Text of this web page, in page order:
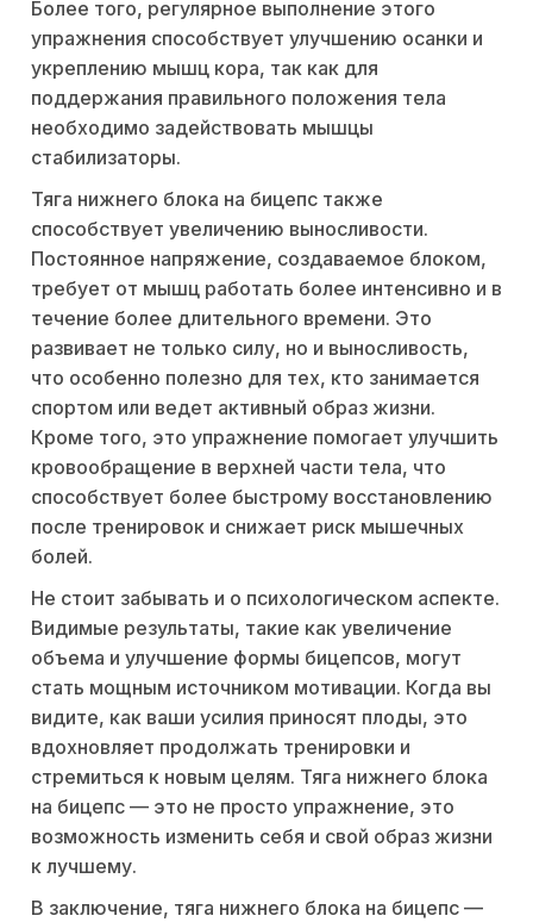
Более того, регулярное выполнение этого
упражнения способствует улучшению осанки и
укреплению мышц кора, так как для
поддержания правильного положения тела
необходимо задействовать мышцы
стабилизаторы.
Тяга нижнего блока на бицепс также
способствует увеличению выносливости.
Постоянное напряжение, создаваемое блоком,
требует от мышц работать более интенсивно и в
течение более длительного времени. Это
развивает не только силу, но и выносливость,
что особенно полезно для тех, кто занимается
спортом или ведет активный образ жизни.
Кроме того, это упражнение помогает улучшить
кровообращение в верхней части тела, что
способствует более быстрому восстановлению
после тренировок и снижает риск мышечных
болей.
Не стоит забывать и о психологическом аспекте.
Видимые результаты, такие как увеличение
объема и улучшение формы бицепсов, могут
стать мощным источником мотивации. Когда вы
видите, как ваши усилия приносят плоды, это
вдохновляет продолжать тренировки и
стремиться к новым целям. Тяга нижнего блока
на бицепс — это не просто упражнение, это
возможность изменить себя и свой образ жизни
к лучшему.
В заключение, тяга нижнего блока на бицепс —